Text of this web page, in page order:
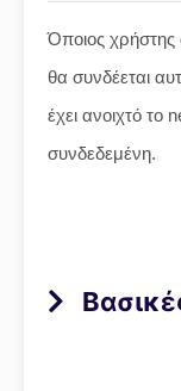
Όποιος χρήστης
θα συνδέεται
έχει ανοιχτό το
συνδεδεμένη.